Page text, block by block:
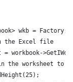
wkb =
the Excel file
workbook-
worksheet to